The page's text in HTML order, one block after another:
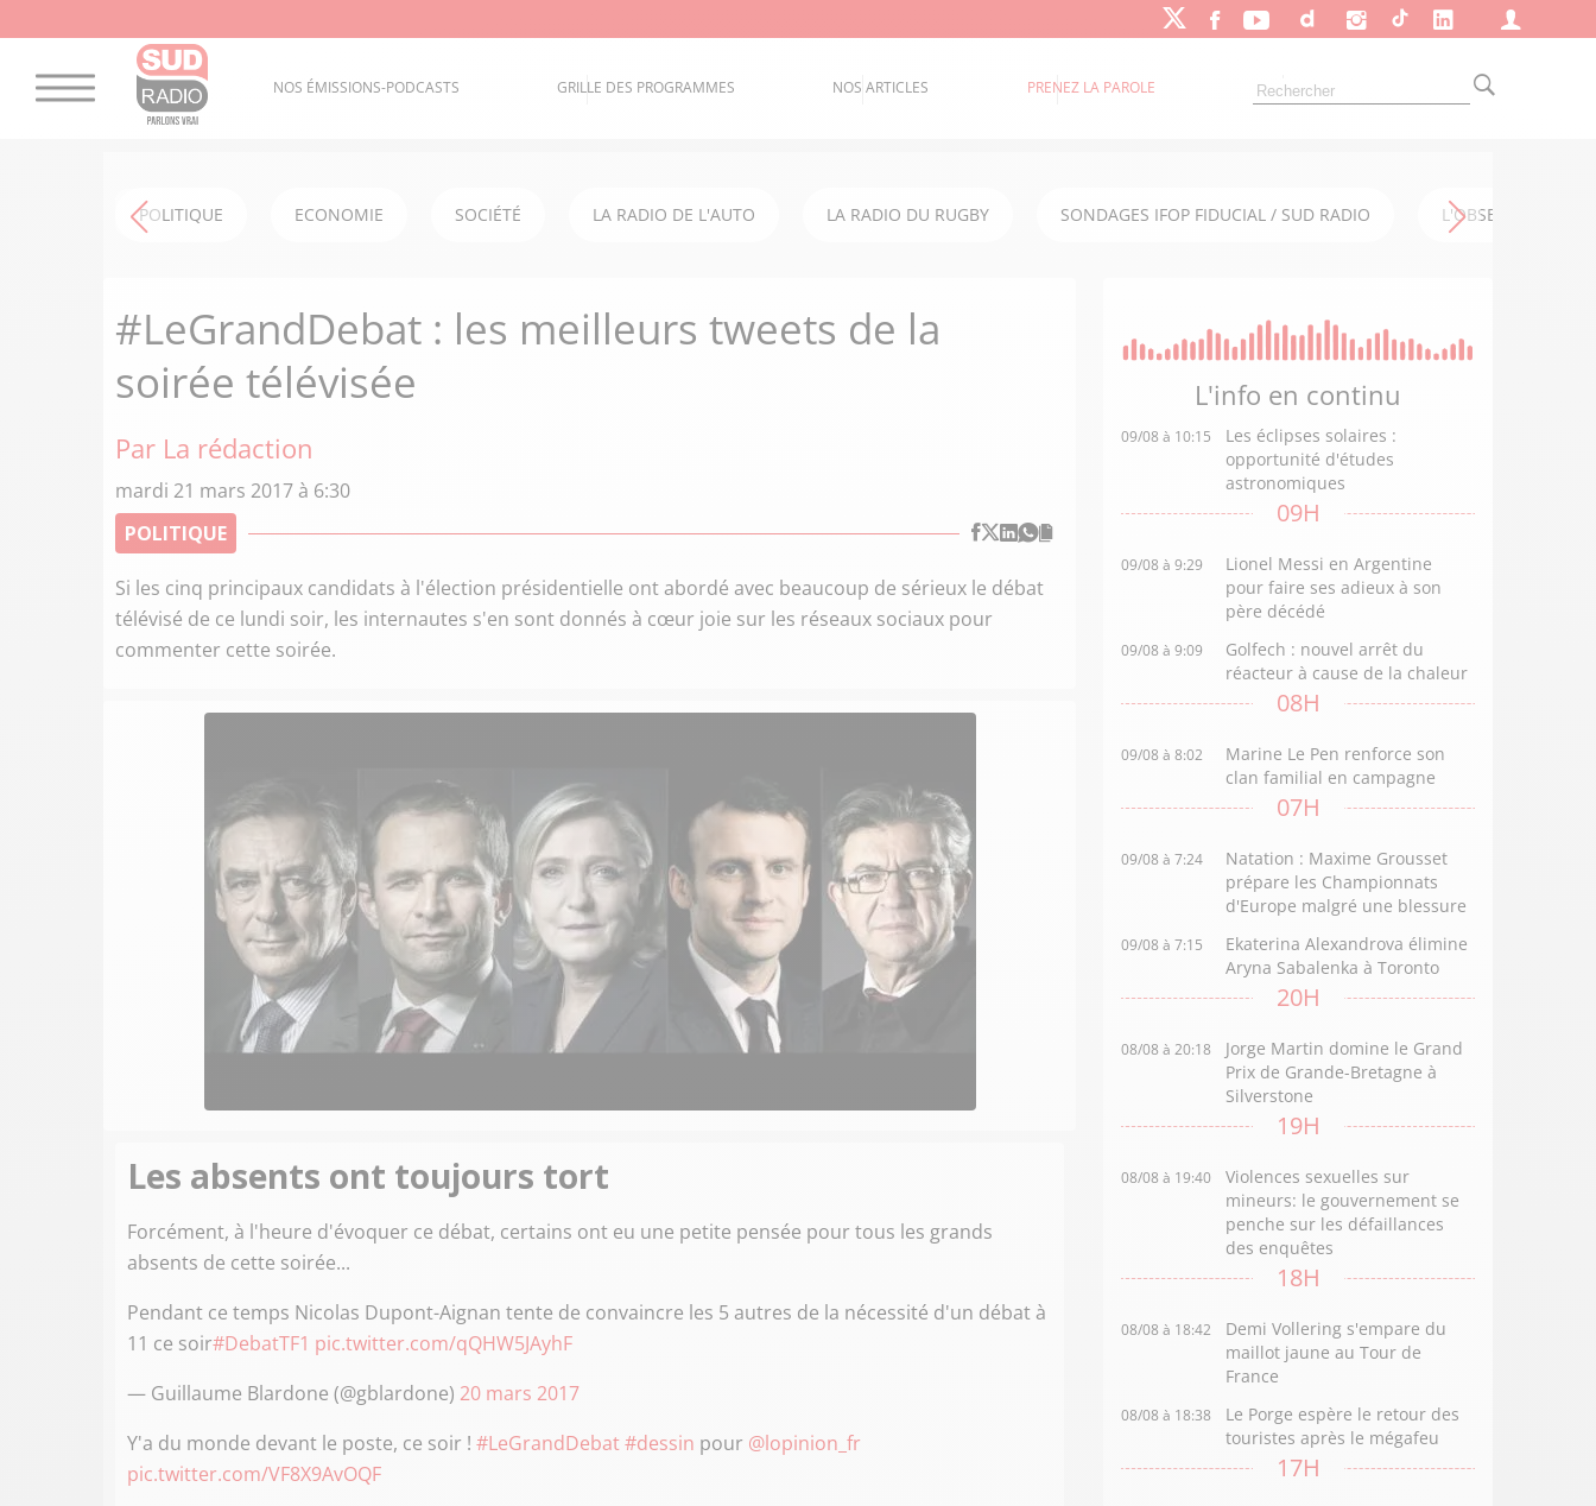
NOS ÉMISSIONS-PODCASTS GRILLE DES PROGRAMMES NOS ARTICLES PRENEZ LA PAROLE
POLITIQUE ECONOMIE SOCIÉTÉ LA RADIO DE L'AUTO LA RADIO DU RUGBY SONDAGES IFOP FIDUCIAL / SUD RADIO L'OBSERVATOIRE
#LeGrandDebat : les meilleurs tweets de la
soirée télévisée
Par La rédaction
mardi 21 mars 2017 à 6:30
POLITIQUE
Si les cinq principaux candidats à l'élection présidentielle ont abordé avec beaucoup de sérieux le débat
télévisé de ce lundi soir, les internautes s'en sont donnés à cœur joie sur les réseaux sociaux pour
commenter cette soirée.
Les absents ont toujours tort
Forcément, à l'heure d'évoquer ce débat, certains ont eu une petite pensée pour tous les grands
absents de cette soirée...
Pendant ce temps Nicolas Dupont-Aignan tente de convaincre les 5 autres de la nécessité d'un débat à
11 ce soir#DebatTF1 pic.twitter.com/qQHW5JAyhF
— Guillaume Blardone (@gblardone) 20 mars 2017
Y'a du monde devant le poste, ce soir ! #LeGrandDebat#dessin pour @lopinion_fr
pic.twitter.com/VF8X9AvOQF
L'info en continu
09/08 à 10:15
Les éclipses solaires :
opportunité d'études
astronomiques
09H
09/08 à 9:29
Lionel Messi en Argentine
pour faire ses adieux à son
père décédé
09/08 à 9:09
Golfech : nouvel arrêt du
réacteur à cause de la chaleur
08H
09/08 à 8:02
Marine Le Pen renforce son
clan familial en campagne
07H
09/08 à 7:24
Natation : Maxime Grousset
prépare les Championnats
d'Europe malgré une blessure
09/08 à 7:15
Ekaterina Alexandrova élimine
Aryna Sabalenka à Toronto
20H
08/08 à 20:18
Jorge Martin domine le Grand
Prix de Grande-Bretagne à
Silverstone
19H
08/08 à 19:40
Violences sexuelles sur
mineurs: le gouvernement se
penche sur les défaillances
des enquêtes
18H
08/08 à 18:42
Demi Vollering s'empare du
maillot jaune au Tour de
France
08/08 à 18:38
Le Porge espère le retour des
touristes après le mégafeu
17H